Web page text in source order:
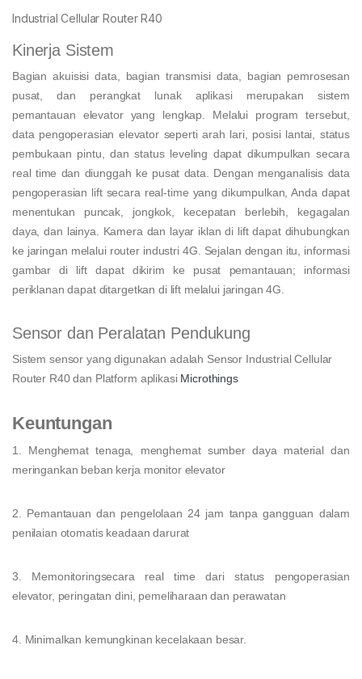
Industrial Cellular Router R40
Kinerja Sistem
Bagian akuisisi data, bagian transmisi data, bagian pemrosesan
pusat, dan perangkat lunak aplikasi merupakan sistem
pemantauan elevator yang lengkap. Melalui program tersebut,
data pengoperasian elevator seperti arah lari, posisi lantai, status
pembukaan pintu, dan status leveling dapat dikumpulkan secara
real time dan diunggah ke pusat data. Dengan menganalisis data
pengoperasian lift secara real-time yang dikumpulkan, Anda dapat
menentukan puncak, jongkok, kecepatan berlebih, kegagalan
daya, dan lainya. Kamera dan layar iklan di lift dapat dihubungkan
ke jaringan melalui router industri 4G. Sejalan dengan itu, informasi
gambar di lift dapat dikirim ke pusat pemantauan; informasi
periklanan dapat ditargetkan di lift melalui jaringan 4G.
Sensor dan Peralatan Pendukung
Sistem sensor yang digunakan adalah Sensor Industrial Cellular
Router R40 dan Platform aplikasi Microthings
Keuntungan
1. Menghemat tenaga, menghemat sumber daya material dan
meringankan beban kerja monitor elevator
2. Pemantauan dan pengelolaan 24 jam tanpa gangguan dalam
penilaian otomatis keadaan darurat
3. Memonitoringsecara real time dari status pengoperasian
elevator, peringatan dini, pemeliharaan dan perawatan
4. Minimalkan kemungkinan kecelakaan besar.